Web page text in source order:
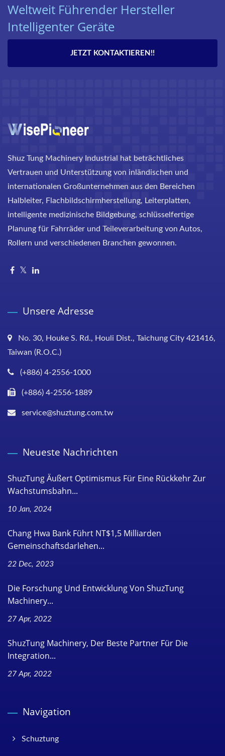
Weltweit Führender Hersteller
Intelligenter Geräte
JETZT KONTAKTIEREN!!
Shuz Tung Machinery Industrial hat beträchtliches
Vertrauen und Unterstützung von inländischen und
internationalen Großunternehmen aus den Bereichen
Halbleiter, Flachbildschirmherstellung, Leiterplatten,
intelligente medizinische Bildgebung, schlüsselfertige
Planung für Fahrräder und Teileverarbeitung von Autos,
Rollern und verschiedenen Branchen gewonnen.
Unsere Adresse
No. 30, Houke S. Rd., Houli Dist., Taichung City 421416,
Taiwan (R.O.C.)
(+886) 4-2556-1000
(+886) 4-2556-1889
service@shuztung.com.tw
Neueste Nachrichten
ShuzTung Äußert Optimismus Für Eine Rückkehr Zur
Wachstumsbahn...
10 Jan, 2024
Chang Hwa Bank Führt NT$1,5 Milliarden
Gemeinschaftsdarlehen...
22 Dec, 2023
Die Forschung Und Entwicklung Von ShuzTung
Machinery...
27 Apr, 2022
ShuzTung Machinery, Der Beste Partner Für Die
Integration...
27 Apr, 2022
Navigation
Schuztung